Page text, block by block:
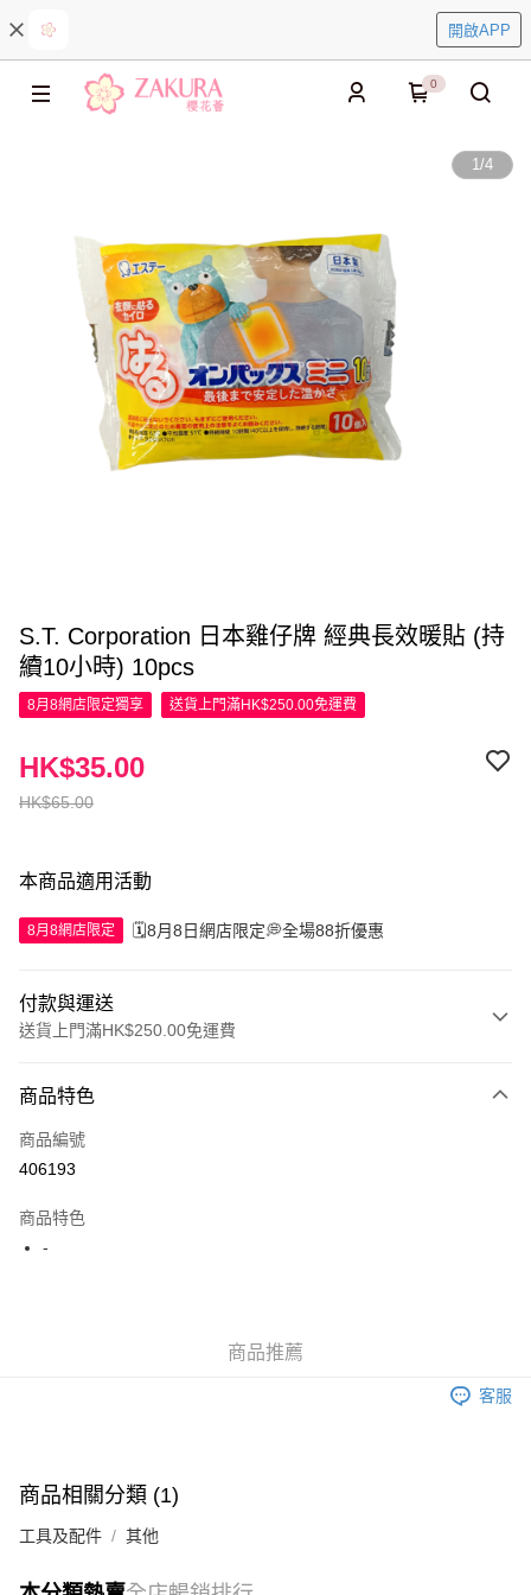
開啟APP
0
1/4
S.T. Corporation 日本雞仔牌 經典長效暖貼 (持
續10小時) 10pcs
8月8網店限定獨享 送貨上門滿HK$250.00免運費
HK$65.00
HK$35.00
本商品適用活動
8月8網店限定 🗓️8月8日網店限定💭全場88折優惠
付款與運送
送貨上門滿HK$250.00免運費
信用卡
Apple Pay
JD京東物流，訂單確認發貨後2-4個工作天送達
商品特色
商品編號
406193
商品特色
-
商品推薦
客服
商品相關分類 (1)
工具及配件 其他